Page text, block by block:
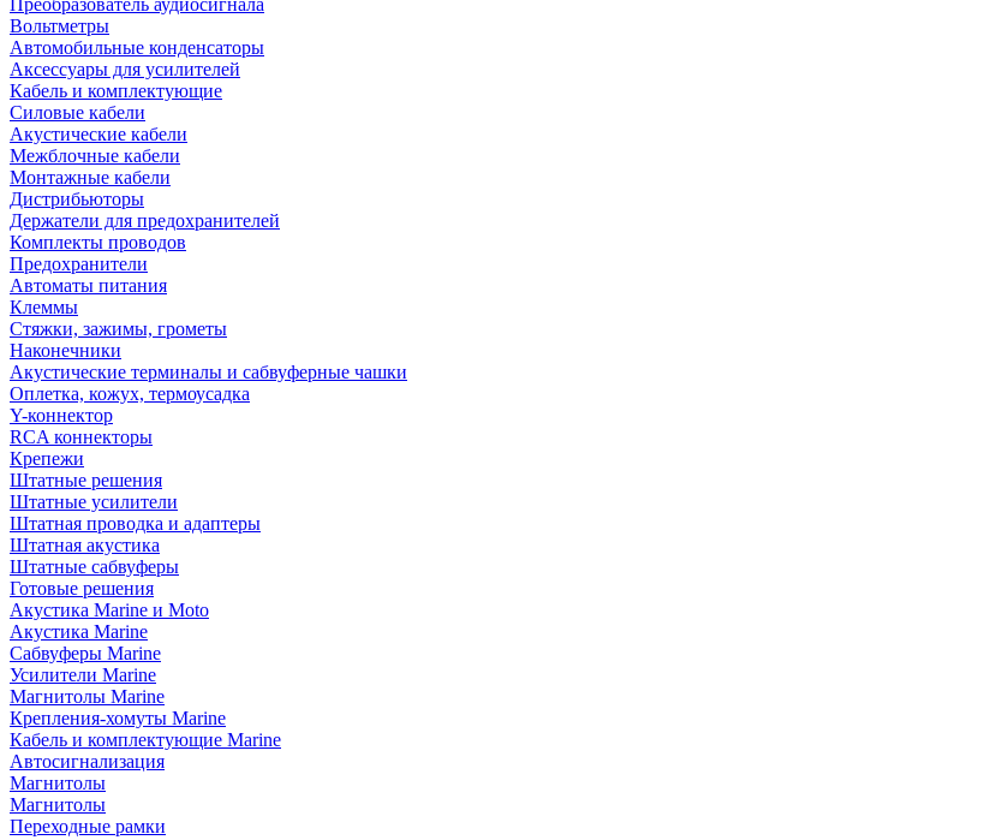
Преобразователь аудиосигнала
Вольтметры
Автомобильные конденсаторы
Аксессуары для усилителей
Кабель и комплектующие
Силовые кабели
Акустические кабели
Межблочные кабели
Монтажные кабели
Дистрибьюторы
Держатели для предохранителей
Комплекты проводов
Предохранители
Автоматы питания
Клеммы
Стяжки, зажимы, грометы
Наконечники
Акустические терминалы и сабвуферные чашки
Оплетка, кожух, термоусадка
Y-коннектор
RCA коннекторы
Крепежи
Штатные решения
Штатные усилители
Штатная проводка и адаптеры
Штатная акустика
Штатные сабвуферы
Готовые решения
Акустика Marine и Moto
Акустика Marine
Сабвуферы Marine
Усилители Marine
Магнитолы Marine
Крепления-хомуты Marine
Кабель и комплектующие Marine
Автосигнализация
Магнитолы
Магнитолы
Переходные рамки